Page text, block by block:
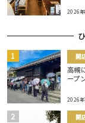
2026年
開
高槻
ープ
2026
開